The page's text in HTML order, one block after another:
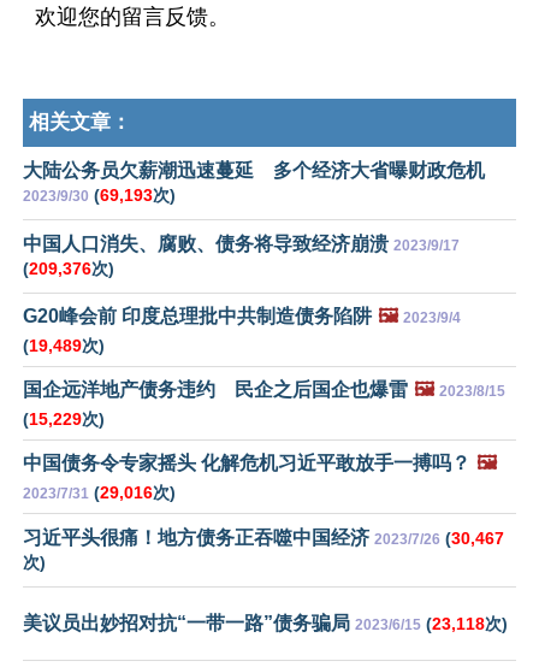
欢迎您的留言反馈。
相关文章：
大陆公务员欠薪潮迅速蔓延 多个经济大省曝财政危机
2023/9/30 (69,193次)
中国人口消失、腐败、债务将导致经济崩溃 2023/9/17
(209,376次)
G20峰会前 印度总理批中共制造债务陷阱 🖼️ 2023/9/4
(19,489次)
国企远洋地产债务违约 民企之后国企也爆雷 🖼️ 2023/8/15
(15,229次)
中国债务令专家摇头 化解危机习近平敢放手一搏吗？ 🖼️
2023/7/31 (29,016次)
习近平头很痛！地方债务正吞噬中国经济 2023/7/26 (30,467
次)
美议员出妙招对抗“一带一路”债务骗局 2023/6/15 (23,118次)